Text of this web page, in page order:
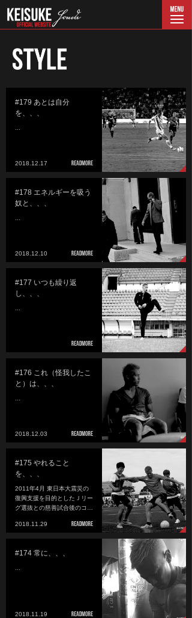
#179 あとは自分
を、、、
2018.12.17
#178 エネルギーを吸う
奴と、、、
2018.12.10
#177 いつも繰り返
し、、、
#176 これ（怪我したこ
と）は、、、
2018.12.03
#175 やれること
を、、、
2011年4月 東日本大震災の
復興支援を目的としたＪリー
グ選抜との慈善試合後のコ…
2018.11.29
#174 常に、、、
2018.11.19